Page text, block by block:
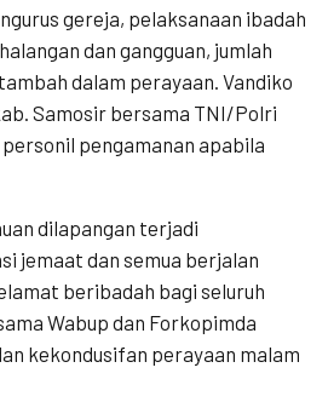
gereja, pelaksanaan ibadah
dan gangguan, jumlah
dalam perayaan. Vandiko
Samosir bersama TNI/Polri
pengamanan apabila
dilapangan terjadi
jemaat dan semua berjalan
beribadah bagi seluruh
Wabup dan Forkopimda
kekondusifan perayaan malam